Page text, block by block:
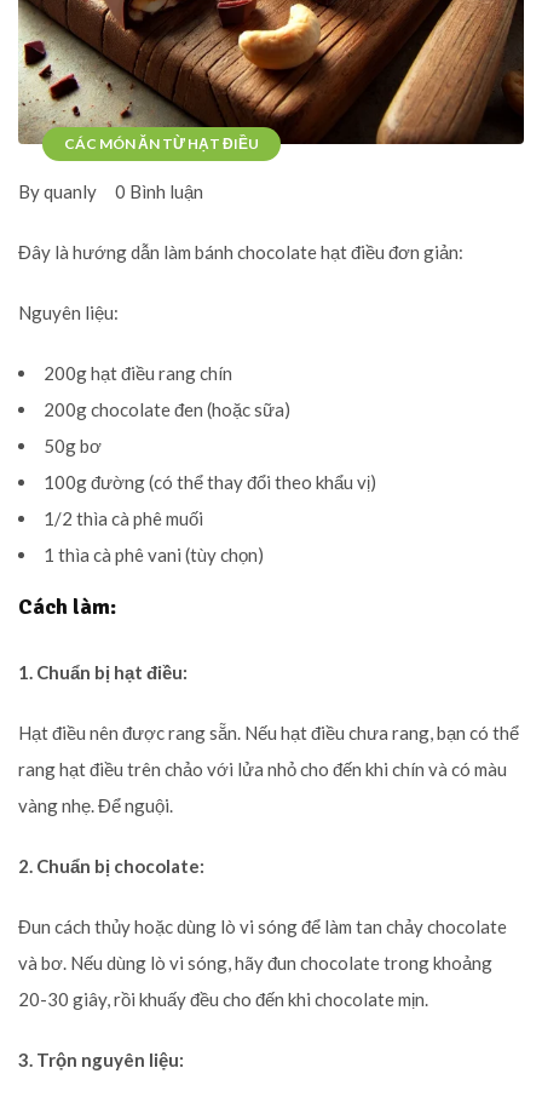
CÁC MÓN ĂN TỪ HẠT ĐIỀU
By quanly 0 Bình luận
Đây là hướng dẫn làm bánh chocolate hạt điều đơn giản:
Nguyên liệu:
200g hạt điều rang chín
200g chocolate đen (hoặc sữa)
50g bơ
100g đường (có thể thay đổi theo khẩu vị)
1/2 thìa cà phê muối
1 thìa cà phê vani (tùy chọn)
Cách làm:
1. Chuẩn bị hạt điều:
Hạt điều nên được rang sẵn. Nếu hạt điều chưa rang, bạn có thể
rang hạt điều trên chảo với lửa nhỏ cho đến khi chín và có màu
vàng nhẹ. Để nguội.
2. Chuẩn bị chocolate:
Đun cách thủy hoặc dùng lò vi sóng để làm tan chảy chocolate
và bơ. Nếu dùng lò vi sóng, hãy đun chocolate trong khoảng
20-30 giây, rồi khuấy đều cho đến khi chocolate mịn.
3. Trộn nguyên liệu: